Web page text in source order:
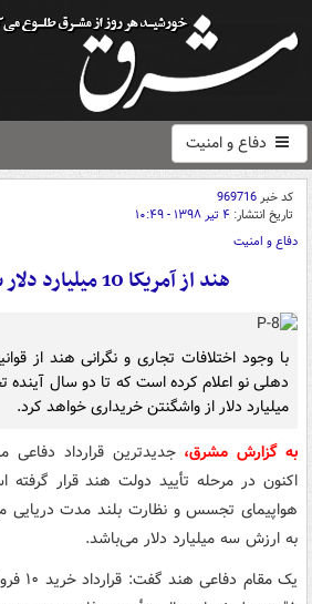
دفاع و امنیت
کد خبر969716
تاریخ انتشار: ۴ تیر ۱۳۹۸ - ۱۰:۴۹
دفاع و امنیت
هند از آمریکا 10 میلیارد دلار سلاح می خرد
با وجود اختلافات تجاری و نگرانی هند از
میلیارد دلار از واشگنتن خریداری خواهد کرد.
به گزارش مشرق، جدیدترین قرارداد
به ارزش سه میلیارد دلار می‌باشد.
یک